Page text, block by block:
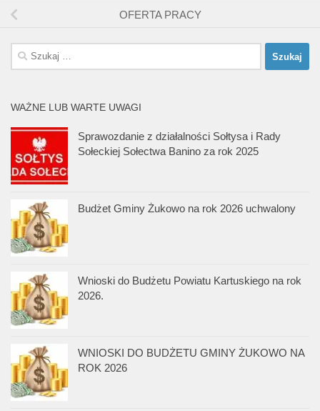
OFERTA PRACY
Szukaj:
WAŻNE LUB WARTE UWAGI
Sprawozdanie z działalności Sołtysa i Rady
Sołeckiej Sołectwa Banino za rok 2025
Budżet Gminy Żukowo na rok 2026 uchwalony
Wnioski do Budżetu Powiatu Kartuskiego na rok
2026.
WNIOSKI DO BUDŻETU GMINY ŻUKOWO NA
ROK 2026